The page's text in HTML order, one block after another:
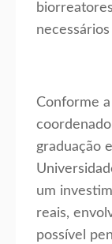
Conforme
graduação
um
reais,
possível